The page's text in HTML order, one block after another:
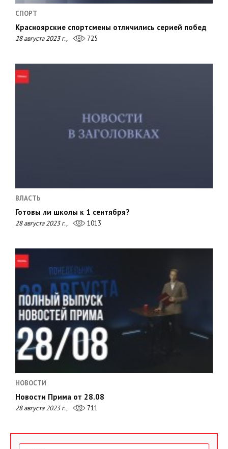
СПОРТ
Красноярские спортсмены отличились серией побед
28 августа 2023 г., 725
ВЛАСТЬ
Готовы ли школы к 1 сентября?
28 августа 2023 г., 1013
НОВОСТИ
Новости Прима от 28.08
28 августа 2023 г., 711